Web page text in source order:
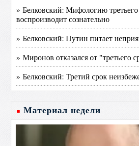
» Белковский: Мифологию
воспроизводит сознательно
» Белковский: Путин питает
» Миронов отказался от "третьего
» Белковский: Третий срок
Материал недели